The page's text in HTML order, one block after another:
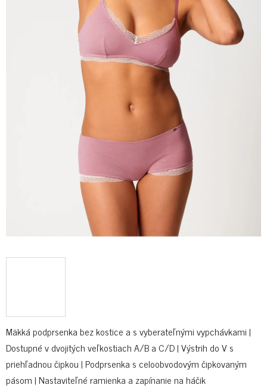
Mäkká podprsenka bez kostice a s vyberateľnými vypchávkami |
Dostupné v dvojitých veľkostiach A/B a C/D | Výstrih do V s
priehľadnou čipkou | Podprsenka s celoobvodovým čipkovaným
pásom | Nastaviteľné ramienka a zapínanie na háčik